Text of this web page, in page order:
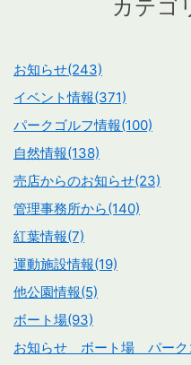
カテゴ
お知らせ(243)
イベント情報(371)
パークゴルフ情報(100)
自然情報(138)
売店からのお知らせ(23)
管理事務所から(140)
紅葉情報(7)
運動施設情報(19)
他公園情報(5)
ボート場(93)
お知らせ ボート場 パーク